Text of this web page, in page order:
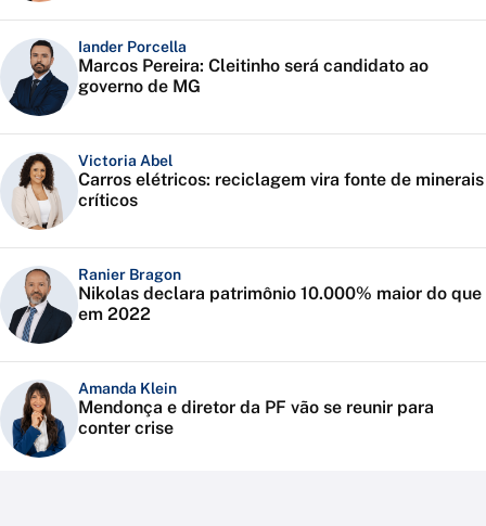
Iander Porcella
Marcos Pereira: Cleitinho será candidato ao
governo de MG
Victoria Abel
Carros elétricos: reciclagem vira fonte de minerais
críticos
Ranier Bragon
Nikolas declara patrimônio 10.000% maior do que
em 2022
Amanda Klein
Mendonça e diretor da PF vão se reunir para
conter crise